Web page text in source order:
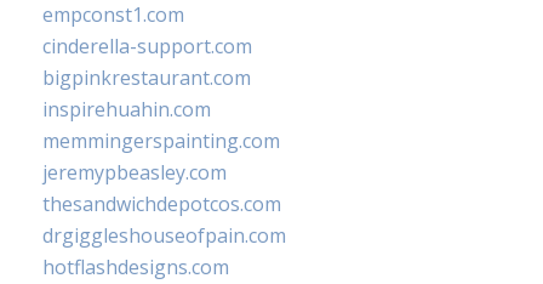
empconst1.com
cinderella-support.com
bigpinkrestaurant.com
inspirehuahin.com
memmingerspainting.com
jeremypbeasley.com
thesandwichdepotcos.com
drgiggleshouseofpain.com
hotflashdesigns.com